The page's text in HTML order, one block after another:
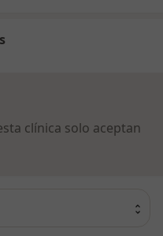
clínica solo aceptan